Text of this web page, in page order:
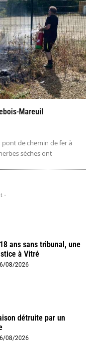
Mareuil
de chemin de fer à
sèches ont
-
ans sans tribunal, une
à Vitré
08/2026
détruite par un
08/2026